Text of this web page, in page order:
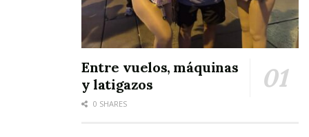
Entre vuelos, máquinas
y latigazos
0 SHARES